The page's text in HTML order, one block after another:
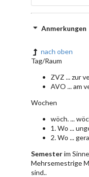
Anmerkungen
nach oben
Tag/Raum
ZVZ ... zur
AVO ... am
Wochen
wöch. ...
1. Wo ...
2. Wo ...
Semesterim
Mehrsemestrige
sind..